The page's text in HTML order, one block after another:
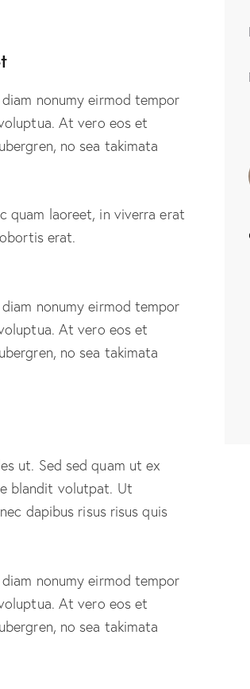
nonumy eirmod tempor
At vero eos et
no sea takimata
quam laoreet, in viverra erat
erat.
nonumy eirmod tempor
At vero eos et
no sea takimata
ut. Sed sed quam ut ex
blandit volutpat. Ut
dapibus risus risus quis
nonumy eirmod tempor
At vero eos et
no sea takimata